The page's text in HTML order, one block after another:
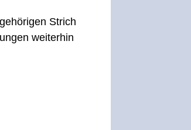
Strich
weiterhin